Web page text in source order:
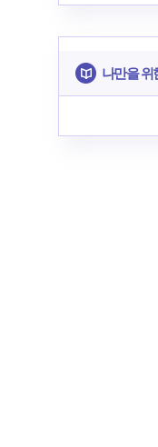
나만을 위